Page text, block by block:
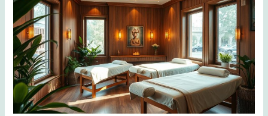
Masaj
Kursu
Profesyonel
Masaj
Öğrenin